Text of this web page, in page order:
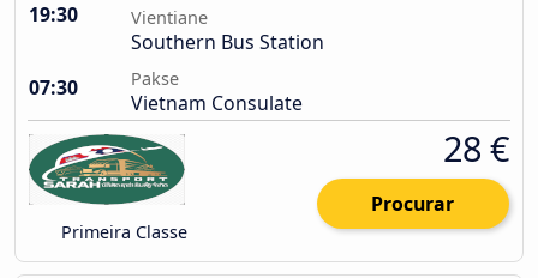
19:30 Vientiane
Southern Bus Station
07:30
Pakse
Vietnam Consulate
Primeira Classe
28 €
Procurar